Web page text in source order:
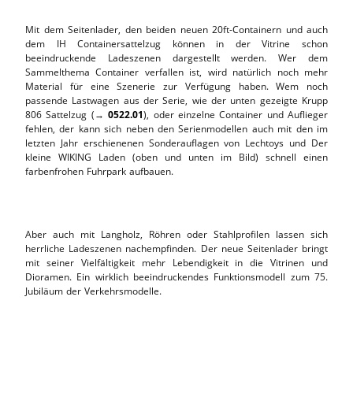
Mit dem Seitenlader, den beiden neuen 20ft-Containern und auch
dem IH Containersattelzug können in der Vitrine schon
beeindruckende Ladeszenen dargestellt werden. Wer dem
Sammelthema Container verfallen ist, wird natürlich noch mehr
Material für eine Szenerie zur Verfügung haben. Wem noch
passende Lastwagen aus der Serie, wie der unten gezeigte Krupp
806 Sattelzug (→0522.01), oder einzelne Container und Auflieger
fehlen, der kann sich neben den Serienmodellen auch mit den im
letzten Jahr erschienenen Sonderauflagen von Lechtoys und Der
kleine WIKING Laden (oben und unten im Bild) schnell einen
farbenfrohen Fuhrpark aufbauen.
Aber auch mit Langholz, Röhren oder Stahlprofilen lassen sich
herrliche Ladeszenen nachempfinden. Der neue Seitenlader bringt
mit seiner Vielfältigkeit mehr Lebendigkeit in die Vitrinen und
Dioramen. Ein wirklich beeindruckendes Funktionsmodell zum 75.
Jubiläum der Verkehrsmodelle.